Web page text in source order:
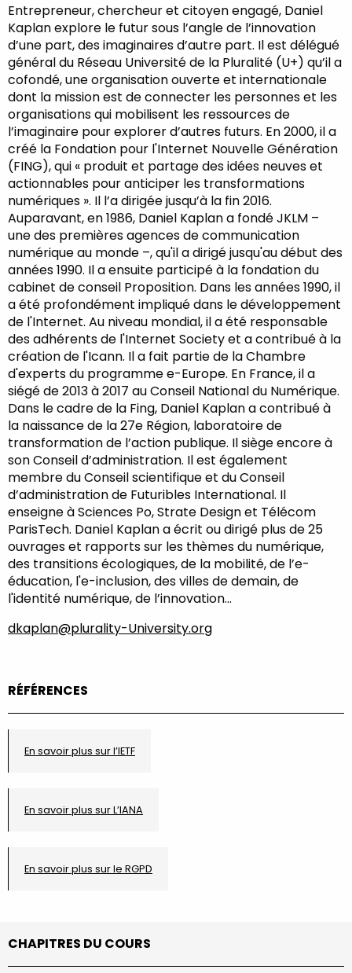
Entrepreneur, chercheur et citoyen engagé, Daniel
Kaplan explore le futur sous l’angle de l’innovation
d’une part, des imaginaires d’autre part. Il est délégué
général du Réseau Université de la Pluralité (U+) qu’il a
cofondé, une organisation ouverte et internationale
dont la mission est de connecter les personnes et les
organisations qui mobilisent les ressources de
l’imaginaire pour explorer d’autres futurs. En 2000, il a
créé la Fondation pour l'Internet Nouvelle Génération
(FING), qui « produit et partage des idées neuves et
actionnables pour anticiper les transformations
numériques ». Il l’a dirigée jusqu’à la fin 2016.
Auparavant, en 1986, Daniel Kaplan a fondé JKLM –
une des premières agences de communication
numérique au monde –, qu'il a dirigé jusqu'au début des
années 1990. Il a ensuite participé à la fondation du
cabinet de conseil Proposition. Dans les années 1990, il
a été profondément impliqué dans le développement
de l'Internet. Au niveau mondial, il a été responsable
des adhérents de l'Internet Society et a contribué à la
création de l'Icann. Il a fait partie de la Chambre
d'experts du programme e-Europe. En France, il a
siégé de 2013 à 2017 au Conseil National du Numérique.
Dans le cadre de la Fing, Daniel Kaplan a contribué à
la naissance de la 27e Région, laboratoire de
transformation de l’action publique. Il siège encore à
son Conseil d’administration. Il est également
membre du Conseil scientifique et du Conseil
d’administration de Futuribles International. Il
enseigne à Sciences Po, Strate Design et Télécom
ParisTech. Daniel Kaplan a écrit ou dirigé plus de 25
ouvrages et rapports sur les thèmes du numérique,
des transitions écologiques, de la mobilité, de l’e-
éducation, l'e-inclusion, des villes de demain, de
l'identité numérique, de l’innovation…
dkaplan@plurality-University.org
RÉFÉRENCES
En savoir plus sur l’IETF
En savoir plus sur L’IANA
En savoir plus sur le RGPD
CHAPITRES DU COURS